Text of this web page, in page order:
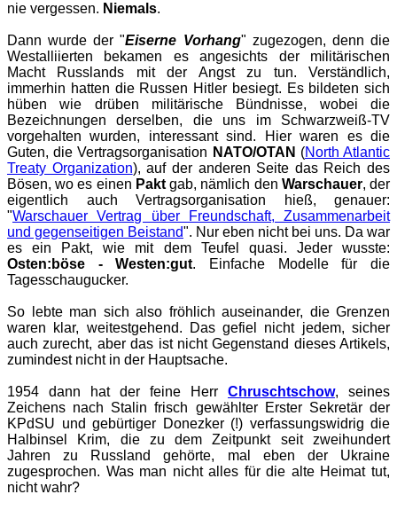
nie vergessen. Niemals.
Dann wurde der "Eiserne Vorhang" zugezogen, denn die
Westalliierten bekamen es angesichts der militärischen
Macht Russlands mit der Angst zu tun. Verständlich,
immerhin hatten die Russen Hitler besiegt. Es bildeten sich
hüben wie drüben militärische Bündnisse, wobei die
Bezeichnungen derselben, die uns im Schwarzweiß-TV
vorgehalten wurden, interessant sind. Hier waren es die
Guten, die Vertragsorganisation NATO/OTAN (North Atlantic
Treaty Organization), auf der anderen Seite das Reich des
Bösen, wo es einen Paktgab, nämlich den Warschauer, der
eigentlich auch Vertragsorganisation hieß, genauer:
"Warschauer Vertrag über Freundschaft, Zusammenarbeit
und gegenseitigen Beistand". Nur eben nicht bei uns. Da war
es ein Pakt, wie mit dem Teufel quasi. Jeder wusste:
Osten:böse - Westen:gut. Einfache Modelle für die
Tagesschaugucker.
So lebte man sich also fröhlich auseinander, die Grenzen
waren klar, weitestgehend. Das gefiel nicht jedem, sicher
auch zurecht, aber das ist nicht Gegenstand dieses Artikels,
zumindest nicht in der Hauptsache.
1954 dann hat der feine Herr Chruschtschow, seines
Zeichens nach Stalin frisch gewählter Erster Sekretär der
KPdSU und gebürtiger Donezker (!) verfassungswidrig die
Halbinsel Krim, die zu dem Zeitpunkt seit zweihundert
Jahren zu Russland gehörte, mal eben der Ukraine
zugesprochen. Was man nicht alles für die alte Heimat tut,
nicht wahr?